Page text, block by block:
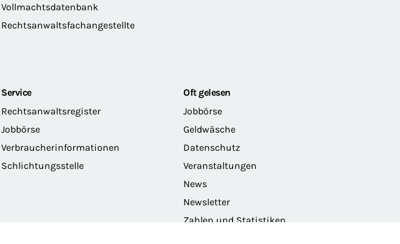
Vollmachtsdatenbank
Rechtsanwaltsfachangestellte
Service
Rechtsanwaltsregister
Jobbörse
Verbraucherinformationen
Schlichtungsstelle
Oft gelesen
Jobbörse
Geldwäsche
Datenschutz
Veranstaltungen
News
Newsletter
Zahlen und Statistiken